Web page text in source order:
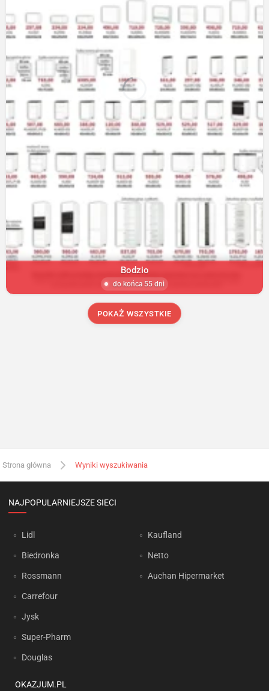
Bodzio
do końca 55 dni
POKAŻ WSZYSTKIE
Strona główna Wyniki wyszukiwania
NAJPOPULARNIEJSZE SIECI
Lidl
Biedronka
Rossmann
Carrefour
Jysk
Super-Pharm
Douglas
Kaufland
Netto
Auchan Hipermarket
OKAZJUM.PL